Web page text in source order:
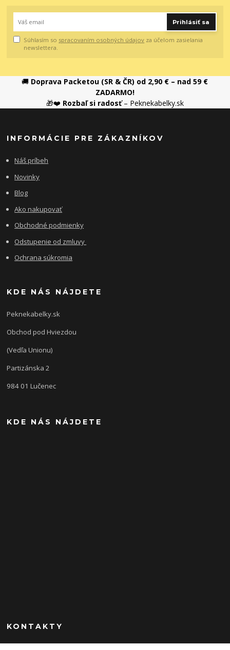
Prihlásiť sa
Súhlasím so spracovaním osobných údajov za účelom zasielania
newslettera.
🚚 Doprava Packetou (SR & ČR) od 2,90 € – nad 59 €
ZADARMO!
🎁❤️ Rozbaľ si radosť– Peknekabelky.sk
INFORMÁCIE PRE ZÁKAZNÍKOV
Náš príbeh
Novinky
Blog
Ako nakupovať
Obchodné podmienky
Odstupenie od zmluvy
Ochrana súkromia
KDE NÁS NÁJDETE
Peknekabelky.sk
Obchod pod Hviezdou
(Vedľa Unionu)
Partizánska 2
984 01 Lučenec
KDE NÁS NÁJDETE
KONTAKTY